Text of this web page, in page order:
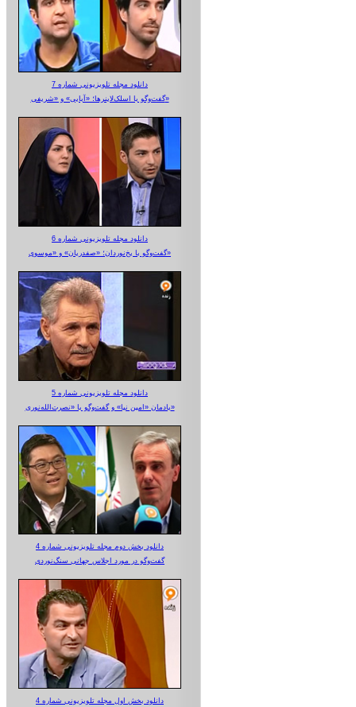
دانلود مجله تلویزیونی شماره 7
گفت‌وگو با اسلک‌لاینرها؛ «آبایی» و «شریفی»
دانلود مجله تلویزیونی شماره 6
گفت‌وگو با یخ‌نوردان؛ «صفدریان» و «موسوی»
دانلود مجله تلویزیونی شماره 5
یادمان «امین نیا» و گفت‌وگو با «نصرت‌الله‌نوری»
دانلود بخش دوم مجله تلویزیونی شماره 4
گفت‌وگو در مورد اجلاس جهانی سنگ‌نوردی
دانلود بخش اول مجله تلویزیونی شماره 4